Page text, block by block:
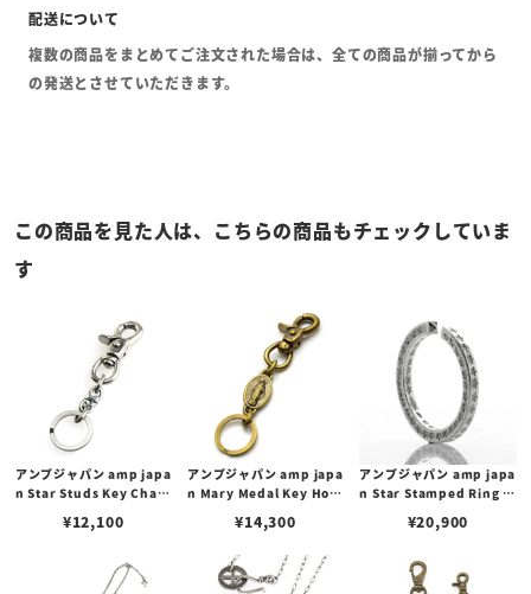
複数の商品をまとめてご注文された場合は、全ての商品が揃ってから
の発送とさせていただきます。
この商品を見た人は、こちらの商品もチェックしていま
す
アンプジャパン amp japa
n Star Studs Key Chain
ェーン/シルバー
¥12,100
アンプジャパン amp japa
n Mary Medal Key Hold
ダー / ブラス
¥14,300
アンプジャパン amp japa
n Star Stamped Ring ス
¥20,900